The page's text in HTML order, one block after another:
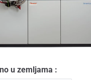
u zemljama :